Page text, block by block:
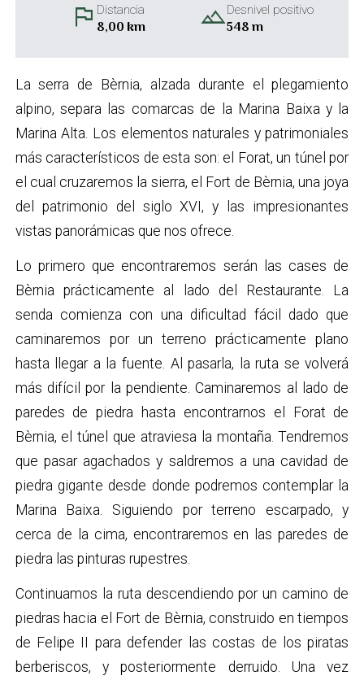
flag Distancia
8,00 km landscapeDesnivel positivo
548 m
La serra de Bèrnia, alzada durante el plegamiento
alpino, separa las comarcas de la Marina Baixa y la
Marina Alta. Los elementos naturales y patrimoniales
más característicos de esta son: el Forat, un túnel por
el cual cruzaremos la sierra, el Fort de Bèrnia, una joya
del patrimonio del siglo XVI, y las impresionantes
vistas panorámicas que nos ofrece.
Lo primero que encontraremos serán las cases de
Bèrnia prácticamente al lado del Restaurante. La
senda comienza con una dificultad fácil dado que
caminaremos por un terreno prácticamente plano
hasta llegar a la fuente. Al pasarla, la ruta se volverá
más difícil por la pendiente. Caminaremos al lado de
paredes de piedra hasta encontrarnos el Forat de
Bèrnia, el túnel que atraviesa la montaña. Tendremos
que pasar agachados y saldremos a una cavidad de
piedra gigante desde donde podremos contemplar la
Marina Baixa. Siguiendo por terreno escarpado, y
cerca de la cima, encontraremos en las paredes de
piedra las pinturas rupestres.
Continuamos la ruta descendiendo por un camino de
piedras hacia el Fort de Bèrnia, construido en tiempos
de Felipe II para defender las costas de los piratas
berberiscos, y posteriormente derruido. Una vez